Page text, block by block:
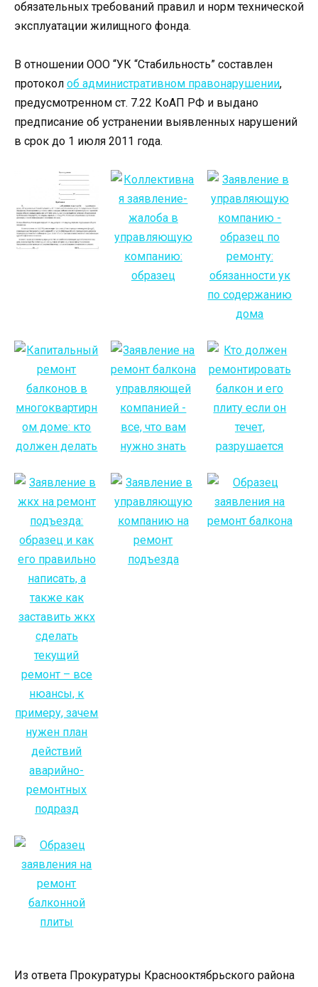
обязательных требований правил и норм технической
эксплуатации жилищного фонда.
В отношении ООО “УК “Стабильность” составлен
протокол об административном правонарушении,
предусмотренном ст. 7.22 КоАП РФ и выдано
предписание об устранении выявленных нарушений
в срок до 1 июля 2011 года.
Из ответа Прокуратуры Краснооктябрьского района